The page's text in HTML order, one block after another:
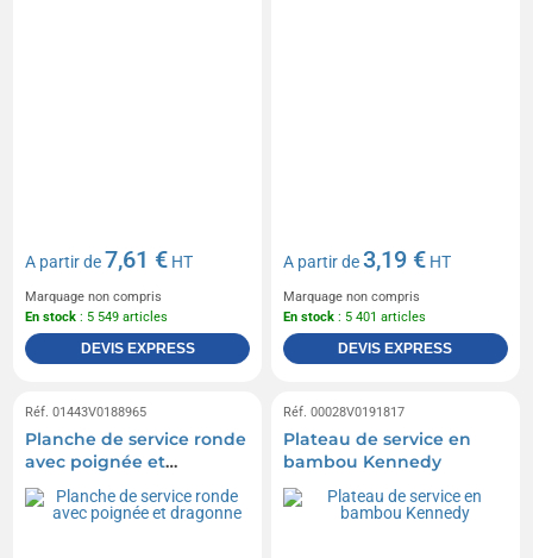
A partir de 7,61 € HT
Marquage non compris
En stock : 5 549 articles
DEVIS EXPRESS
A partir de3,19 € HT
Marquage non compris
En stock : 5 401 articles
DEVIS EXPRESS
Réf. 01443V0188965
Planche de service ronde
avec poignée et
dragonne
Réf. 00028V0191817
Plateau de service en
bambou Kennedy